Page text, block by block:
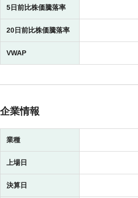
5日前比株価騰落率
20日前比株価騰落率
VWAP
企業情報
業種
上場日
決算日